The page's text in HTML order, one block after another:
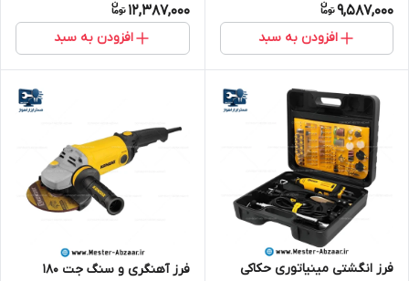
9,587,000
افزودن به سبد
12,387,000
افزودن به سبد
فرز انگشتی مینیاتوری حکاکی فرز آهنگری و سنگ جت 180